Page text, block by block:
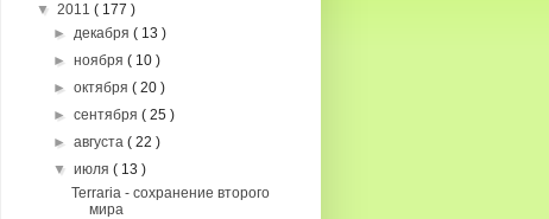
▼ 2011 ( 177 )
►декабря( 13 )
►ноября( 10 )
►октября( 20 )
►сентября( 25 )
►августа( 22 )
▼июля( 13 )
Terraria - сохранение второго
мира